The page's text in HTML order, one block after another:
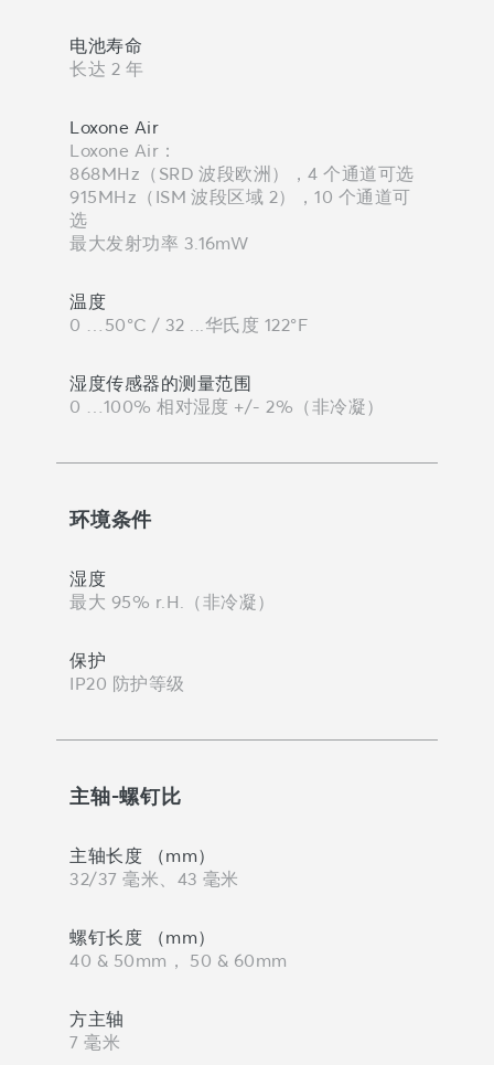
电池寿命
长达 2 年
Loxone Air
Loxone Air：
868MHz（SRD 波段欧洲），4 个通道可选
915MHz（ISM 波段区域 2），10 个通道可
选
最大发射功率 3.16mW
温度
0 …50°C / 32 ...华氏度 122°F
湿度传感器的测量范围
0 …100% 相对湿度 +/- 2%（非冷凝）
环境条件
湿度
最大 95% r.H.（非冷凝）
保护
IP20 防护等级
主轴-螺钉比
主轴长度 （mm）
32/37 毫米、43 毫米
螺钉长度 （mm）
40 & 50mm， 50 & 60mm
方主轴
7 毫米